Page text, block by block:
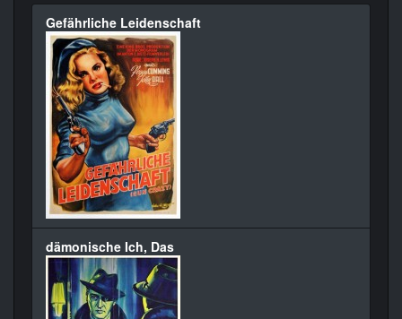
Gefährliche Leidenschaft
dämonische Ich, Das